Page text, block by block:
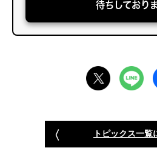
待ちしておりま
トピックス一覧